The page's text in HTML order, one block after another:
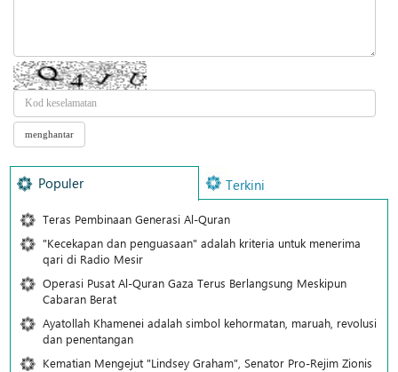
Populer Terkini
Teras Pembinaan Generasi Al-Quran
"Kecekapan dan penguasaan" adalah kriteria untuk menerima
qari di Radio Mesir
Operasi Pusat Al-Quran Gaza Terus Berlangsung Meskipun
Cabaran Berat
Ayatollah Khamenei adalah simbol kehormatan, maruah, revolusi
dan penentangan
Kematian Mengejut "Lindsey Graham", Senator Pro-Rejim Zionis